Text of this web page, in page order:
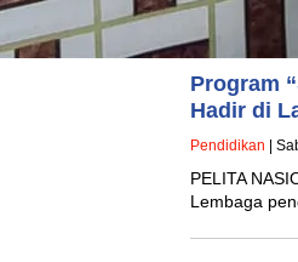
Program
Hadir di
Pendidikan |
PELITA
Lembaga